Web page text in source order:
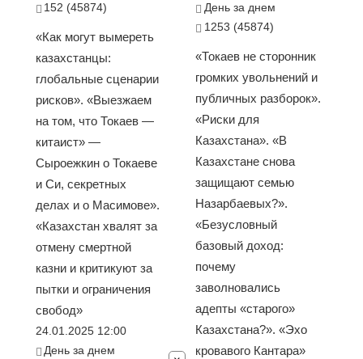
152 (45874)
«Как могут вымереть
казахстанцы:
глобальные сценарии
рисков». «Выезжаем
на том, что Токаев —
китаист» —
Сыроежкин о Токаеве
и Си, секретных
делах и о Масимове».
«Казахстан хвалят за
отмену смертной
казни и критикуют за
пытки и ограничения
свобод»
24.01.2025 12:00
День за днем
День за днем
1253 (45874)
«Токаев не сторонник
громких увольнений и
публичных разборок».
«Риски для
Казахстана». «В
Казахстане снова
защищают семью
Назарбаевых?».
«Безусловный
базовый доход:
почему
заволновались
адепты «старого»
Казахстана?». «Эхо
кровавого Кантара»